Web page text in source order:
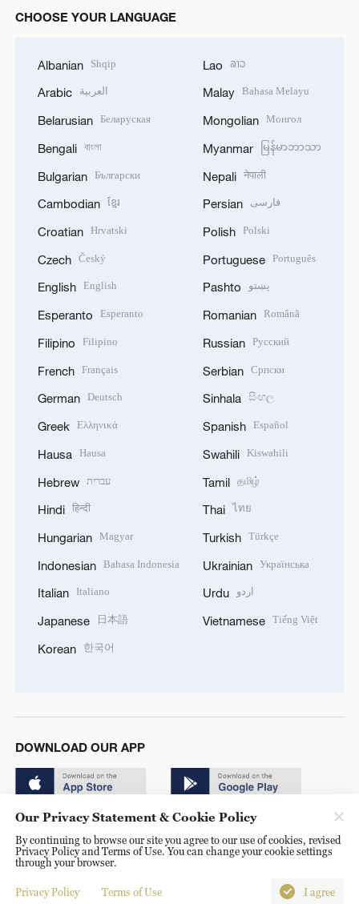
CHOOSE YOUR LANGUAGE
Albanian Shqip
Arabic العربية
Belarusian Беларуская
Bengali বাংলা
Bulgarian Български
Cambodian ខ្មែរ
Croatian Hrvatski
Czech Český
English English
Esperanto Esperanto
Filipino Filipino
French Français
German Deutsch
Greek Ελληνικά
Hausa Hausa
Hebrew עברית
Hindi हिन्दी
Hungarian Magyar
Indonesian Bahasa Indonesia
Italian Italiano
Japanese 日本語
Korean 한국어
Lao ລາວ
Malay Bahasa Melayu
Mongolian Монгол
Myanmar မြန်မာဘာသာ
Nepali नेपाली
Persian فارسی
Polish Polski
Portuguese Português
Pashto پښتو
Romanian Română
Russian Русский
Serbian Српски
Sinhala සිංහල
Spanish Español
Swahili Kiswahili
Tamil தமிழ்
Thai ไทย
Turkish Türkçe
Ukrainian Українська
Urdu اردو
Vietnamese Tiếng Việt
DOWNLOAD OUR APP
© China Radio International.CRI. All Rights Reserved. 16A
Shijingshan Road, Beijing, China. 100040
Our Privacy Statement & Cookie Policy
By continuing to browse our site you agree to our use of cookies, revised
Privacy Policy and Terms of Use. You can change your cookie settings
through your browser.
Privacy Policy Terms of Use I agree